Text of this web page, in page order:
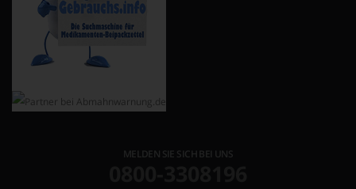
MELDEN SIE SICH BEI UNS